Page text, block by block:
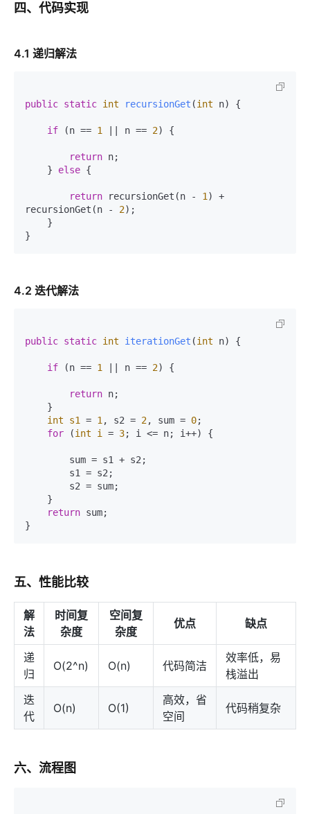
四、代码实现
4.1 递归解法
public static int recursionGet (int n) {
if (n == 1 || n == 2) {
return n;
    }
else {
return recursionGet(n - 1 ) +
recursionGet(n - 2);
4.2 迭代解法
public static int iterationGet (int n) {
if (n == 1 || n == 2) {
return n;
int
s1 = 1 , s2 = 2, sum = 0;
for (int i = 3; i <= n; i++) {
return sum;
五、性能比较
解
法
时间复
杂度
空间复
杂度
优点 缺点
递
归
O(2^n) O(n) 代码简洁
效率低，易
栈溢出
迭
代
O(n) O(1)
高效，省
空间
代码稍复杂
六、流程图